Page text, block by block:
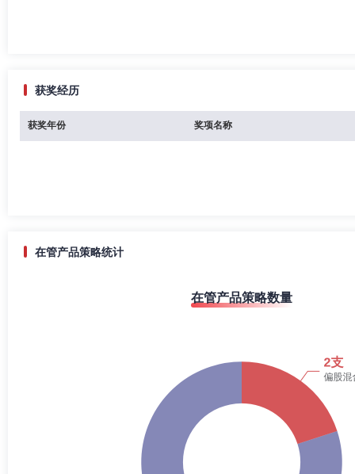
获奖经历
获奖年份 奖项名称
在管产品策略统计
在管产品策略数量